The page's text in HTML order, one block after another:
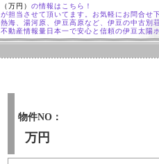
（万円） の情報はこちら！
が担当させて頂いてます。お気軽にお問合せ
熱海、湯河原、伊豆高原など、伊豆の中古別
不動産情報量日本一で安心と信頼の伊豆太陽
物件NO：
万円